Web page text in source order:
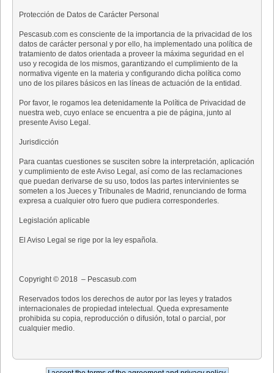
Protección de Datos de Carácter Personal
Pescasub.com es consciente de la importancia de la privacidad de los
datos de carácter personal y por ello, ha implementado una política de
tratamiento de datos orientada a proveer la máxima seguridad en el
uso y recogida de los mismos, garantizando el cumplimiento de la
normativa vigente en la materia y configurando dicha política como
uno de los pilares básicos en las líneas de actuación de la entidad.
Por favor, le rogamos lea detenidamente la Política de Privacidad de
nuestra web, cuyo enlace se encuentra a pie de página, junto al
presente Aviso Legal.
Jurisdicción
Para cuantas cuestiones se susciten sobre la interpretación, aplicación
y cumplimiento de este Aviso Legal, así como de las reclamaciones
que puedan derivarse de su uso, todos las partes intervinientes se
someten a los Jueces y Tribunales de Madrid, renunciando de forma
expresa a cualquier otro fuero que pudiera corresponderles.
Legislación aplicable
El Aviso Legal se rige por la ley española.
Copyright © 2018 – Pescasub.com
Reservados todos los derechos de autor por las leyes y tratados
internacionales de propiedad intelectual. Queda expresamente
prohibida su copia, reproducción o difusión, total o parcial, por
cualquier medio.